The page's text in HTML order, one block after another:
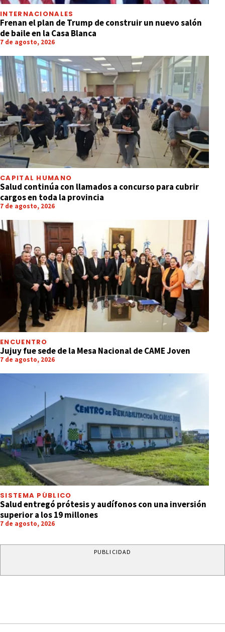
INTERNACIONALES
Frenan el plan de Trump de construir un nuevo salón
de baile en la Casa Blanca
7 de agosto, 2026
CAPITAL HUMANO
Salud continúa con llamados a concurso para cubrir
cargos en toda la provincia
7 de agosto, 2026
ENCUENTRO
Jujuy fue sede de la Mesa Nacional de CAME Joven
7 de agosto, 2026
SISTEMA PÚBLICO
Salud entregó prótesis y audífonos con una inversión
superior a los 19 millones
7 de agosto, 2026
PUBLICIDAD